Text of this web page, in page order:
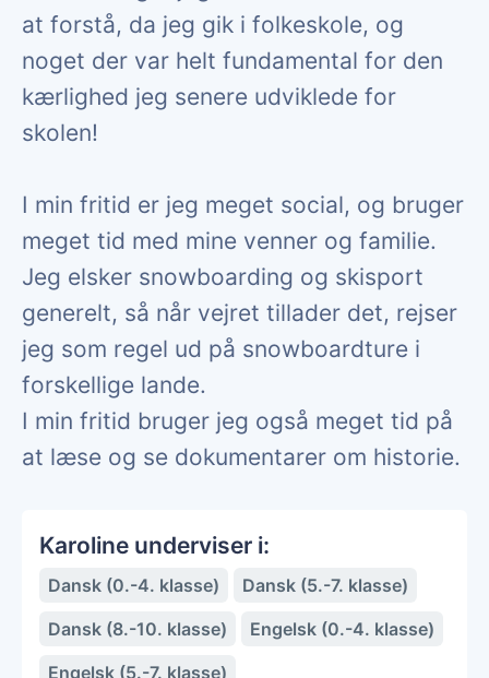
at forstå, da jeg gik i folkeskole, og
noget der var helt fundamental for den
kærlighed jeg senere udviklede for
skolen!
I min fritid er jeg meget social, og bruger
meget tid med mine venner og familie.
Jeg elsker snowboarding og skisport
generelt, så når vejret tillader det, rejser
jeg som regel ud på snowboardture i
forskellige lande.
I min fritid bruger jeg også meget tid på
at læse og se dokumentarer om historie.
Karoline underviser i:
Dansk (0.-4. klasse)
Dansk (5.-7. klasse)
Dansk (8.-10. klasse)
Engelsk (0.-4. klasse)
Engelsk (5.-7. klasse)